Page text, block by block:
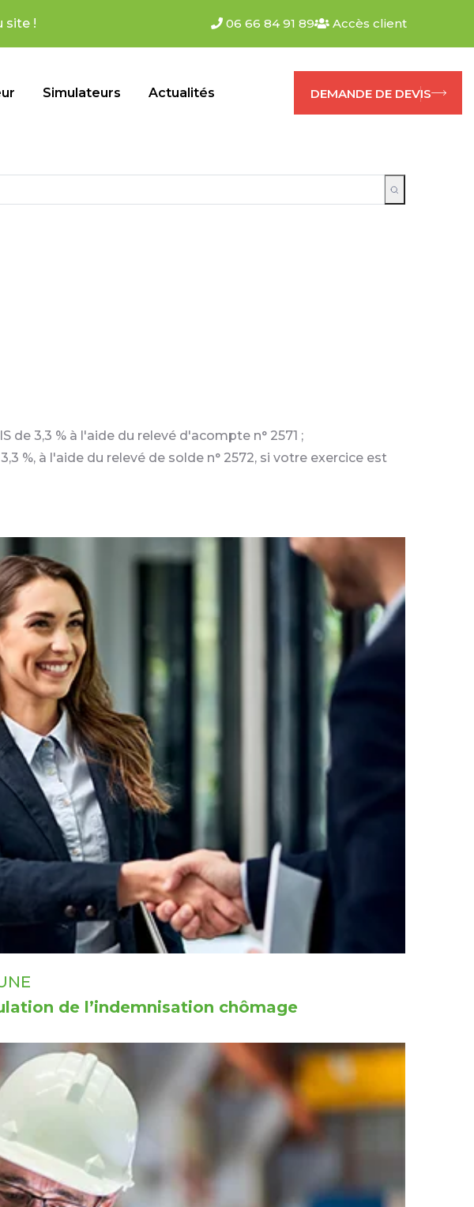
06 66 84 91 89 Accès client
Simulateurs Actualités DEMANDE DE DEVIS
3,3 % à l'aide du relevé d'acompte n° 2571 ;
%, à l'aide du relevé de solde n° 2572, si votre exercice est
de l’indemnisation chômage